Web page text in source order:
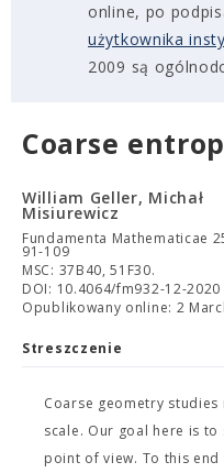
online, po
użytkownika
2009 są
Coarse
William Geller, Michał
Misiurewicz
Fundamenta Mathematicae
91-109
MSC: 37B40, 51F30.
DOI: 10.4064/fm932-12-2020
Opublikowany online: 2
Streszczenie
Coarse geometry
scale. Our goal here is
point of view. To this